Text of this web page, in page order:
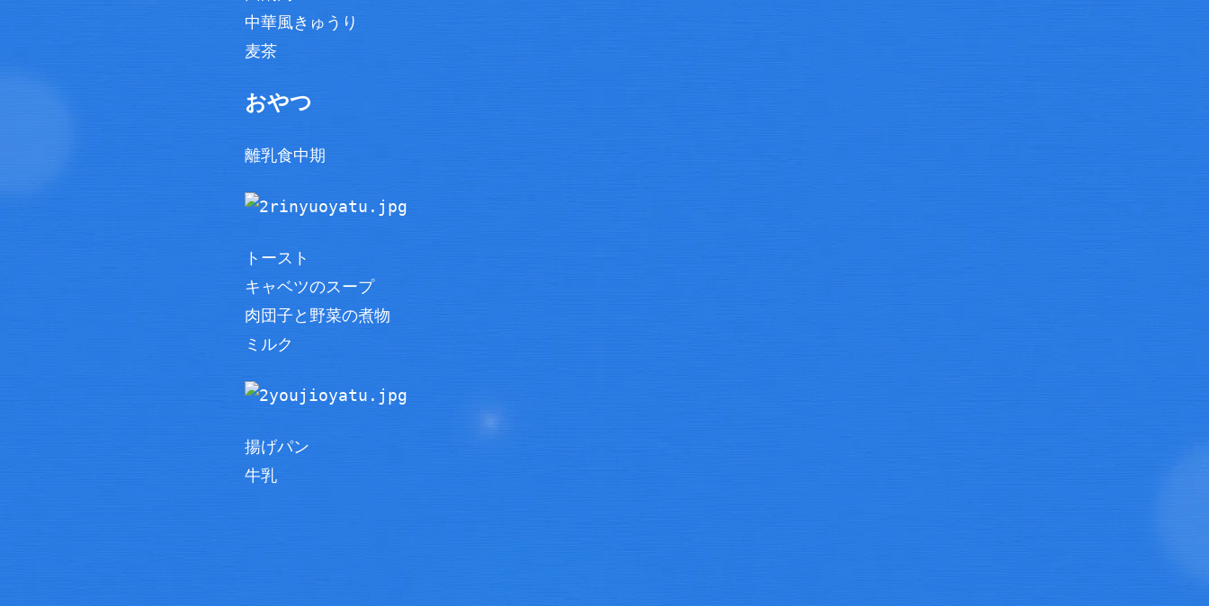
中華風きゅうり
麦茶
おやつ
離乳食中期
トースト
キャベツのスープ
肉団子と野菜の煮物
ミルク
揚げパン
牛乳